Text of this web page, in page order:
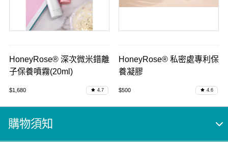
HoneyRose® 深次微米錯離
子保養噴霧(20ml)
$1,680 4.7
HoneyRose® 私密處專利保
養凝膠
$500 4.6
購物須知